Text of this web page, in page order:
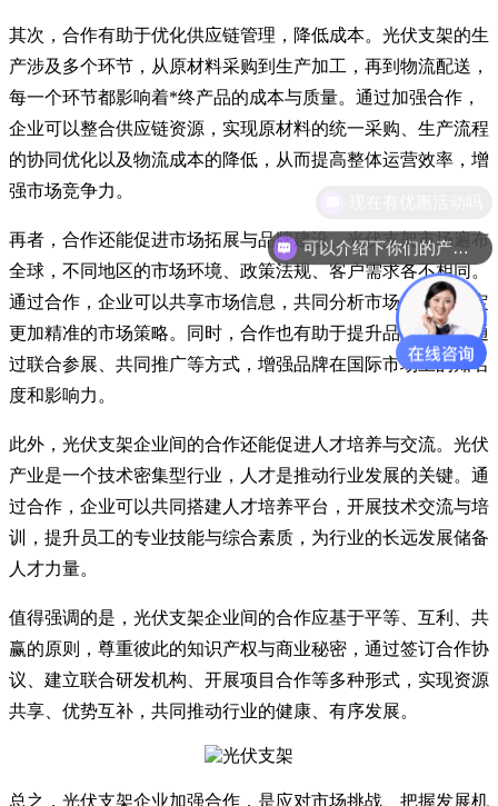
其次，合作有助于优化供应链管理，降低成本。光伏支架的生
产涉及多个环节，从原材料采购到生产加工，再到物流配送，
每一个环节都影响着*终产品的成本与质量。通过加强合作，
企业可以整合供应链资源，实现原材料的统一采购、生产流程
的协同优化以及物流成本的降低，从而提高整体运营效率，增
强市场竞争力。
再者，合作还能促进市场拓展与品牌建设。光伏支架市场遍布
全球，不同地区的市场环境、政策法规、客户需求各不相同。
通过合作，企业可以共享市场信息，共同分析市场趋势，制定
更加精准的市场策略。同时，合作也有助于提升品牌形象，通
过联合参展、共同推广等方式，增强品牌在国际市场上的知名
度和影响力。
此外，光伏支架企业间的合作还能促进人才培养与交流。光伏
产业是一个技术密集型行业，人才是推动行业发展的关键。通
过合作，企业可以共同搭建人才培养平台，开展技术交流与培
训，提升员工的专业技能与综合素质，为行业的长远发展储备
人才力量。
值得强调的是，光伏支架企业间的合作应基于平等、互利、共
赢的原则，尊重彼此的知识产权与商业秘密，通过签订合作协
议、建立联合研发机构、开展项目合作等多种形式，实现资源
共享、优势互补，共同推动行业的健康、有序发展。
总之，光伏支架企业加强合作，是应对市场挑战、把握发展机
可以介绍下你们的产品么